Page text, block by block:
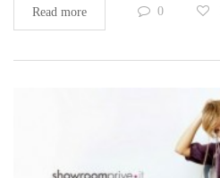
Read more 0